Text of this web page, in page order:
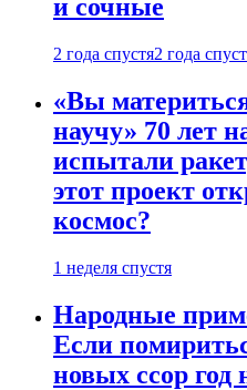
и сочные
2 года спустя2 года
«Вы
научу» 70 лет
испытали
этот проект
космос?
1 неделя спустя
Народные
Если
новых ссор год